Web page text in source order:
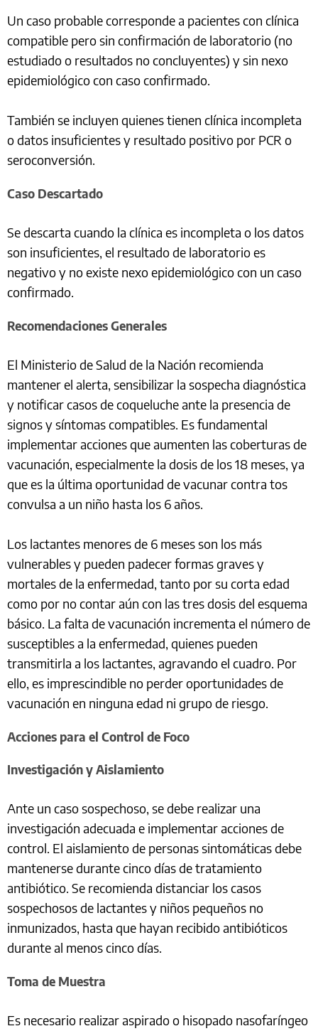
Un caso probable corresponde a pacientes con clínica
compatible pero sin confirmación de laboratorio (no
estudiado o resultados no concluyentes) y sin nexo
epidemiológico con caso confirmado.
También se incluyen quienes tienen clínica incompleta
o datos insuficientes y resultado positivo por PCR o
seroconversión.
Caso Descartado
Se descarta cuando la clínica es incompleta o los datos
son insuficientes, el resultado de laboratorio es
negativo y no existe nexo epidemiológico con un caso
confirmado.
Recomendaciones Generales
El Ministerio de Salud de la Nación recomienda
mantener el alerta, sensibilizar la sospecha diagnóstica
y notificar casos de coqueluche ante la presencia de
signos y síntomas compatibles. Es fundamental
implementar acciones que aumenten las coberturas de
vacunación, especialmente la dosis de los 18 meses, ya
que es la última oportunidad de vacunar contra tos
convulsa a un niño hasta los 6 años.
Los lactantes menores de 6 meses son los más
vulnerables y pueden padecer formas graves y
mortales de la enfermedad, tanto por su corta edad
como por no contar aún con las tres dosis del esquema
básico. La falta de vacunación incrementa el número de
susceptibles a la enfermedad, quienes pueden
transmitirla a los lactantes, agravando el cuadro. Por
ello, es imprescindible no perder oportunidades de
vacunación en ninguna edad ni grupo de riesgo.
Acciones para el Control de Foco
Investigación y Aislamiento
Ante un caso sospechoso, se debe realizar una
investigación adecuada e implementar acciones de
control. El aislamiento de personas sintomáticas debe
mantenerse durante cinco días de tratamiento
antibiótico. Se recomienda distanciar los casos
sospechosos de lactantes y niños pequeños no
inmunizados, hasta que hayan recibido antibióticos
durante al menos cinco días.
Toma de Muestra
Es necesario realizar aspirado o hisopado nasofaríngeo